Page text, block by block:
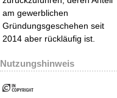
am gewerblichen
Gründungsgeschehen seit
2014 aber rückläufig ist.
Nutzungshinweis